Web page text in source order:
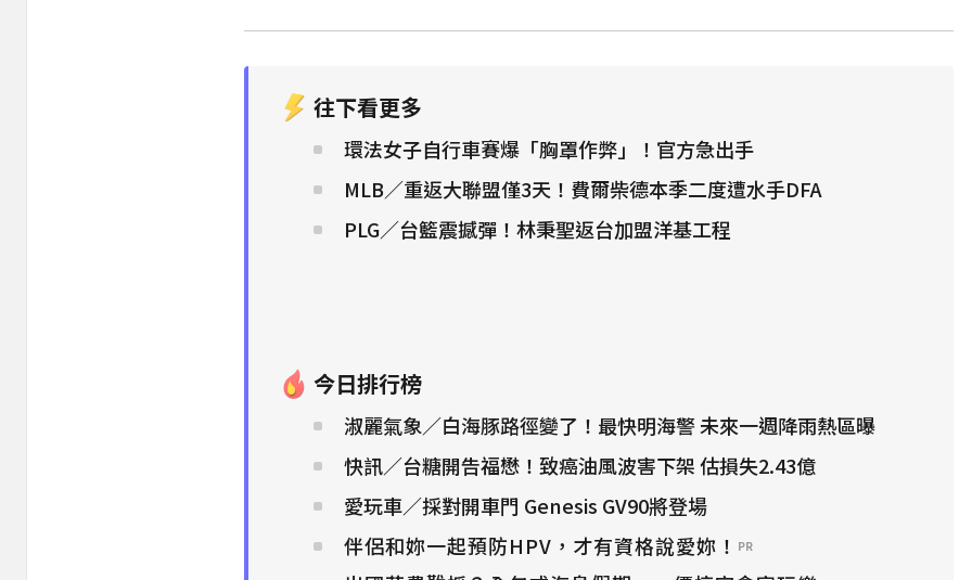
往下看更多
環法女子自行車賽爆「胸罩作弊」！官方急出手
MLB／重返大聯盟僅3天！費爾柴德本季二度遭水手DFA
PLG／台籃震撼彈！林秉聖返台加盟洋基工程
今日排行榜
淑麗氣象／白海豚路徑變了！最快明海警 未來一週降雨熱區曝
快訊／台糖開告福懋！致癌油風波害下架 估損失2.43億
愛玩車／採對開車門 Genesis GV90將登場
伴侶和妳一起預防HPV，才有資格說愛妳！ PR